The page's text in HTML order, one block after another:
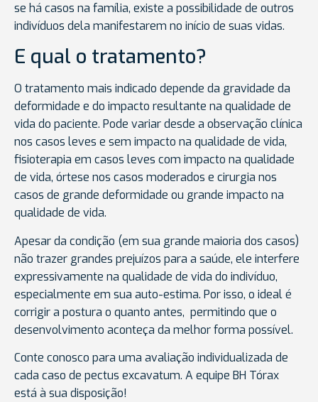
se há casos na família, existe a possibilidade de outros
indivíduos dela manifestarem no início de suas vidas.
E qual o tratamento?
O tratamento mais indicado depende da gravidade da
deformidade e do impacto resultante na qualidade de
vida do paciente. Pode variar desde a observação clínica
nos casos leves e sem impacto na qualidade de vida,
fisioterapia em casos leves com impacto na qualidade
de vida, órtese nos casos moderados e cirurgia nos
casos de grande deformidade ou grande impacto na
qualidade de vida.
Apesar da condição (em sua grande maioria dos casos)
não trazer grandes prejuízos para a saúde, ele interfere
expressivamente na qualidade de vida do indivíduo,
especialmente em sua auto-estima. Por isso, o ideal é
corrigir a postura o quanto antes, permitindo que o
desenvolvimento aconteça da melhor forma possível.
Conte conosco para uma avaliação individualizada de
cada caso de pectus excavatum. A equipe BH Tórax
está à sua disposição!